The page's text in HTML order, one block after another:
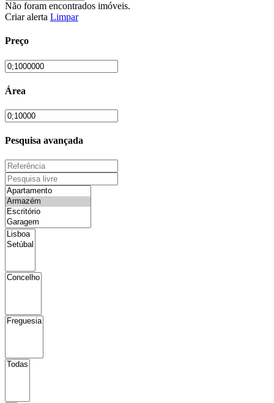
Não foram encontrados imóveis.
Criar alerta Limpar
Preço
Área
Pesquisa avançada